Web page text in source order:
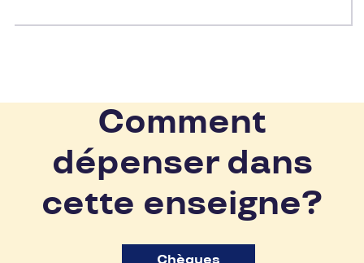
Comment
dépenser dans
cette enseigne?